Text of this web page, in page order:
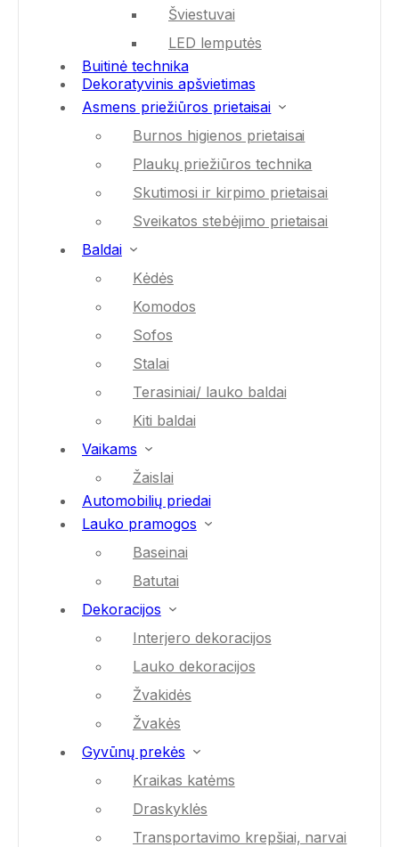
Šviestuvai
LED lemputės
Buitinė technika
Dekoratyvinis apšvietimas
Asmens priežiūros prietaisai
Burnos higienos prietaisai
Plaukų priežiūros technika
Skutimosi ir kirpimo prietaisai
Sveikatos stebėjimo prietaisai
Baldai
Kėdės
Komodos
Sofos
Stalai
Terasiniai/ lauko baldai
Kiti baldai
Vaikams
Žaislai
Automobilių priedai
Lauko pramogos
Baseinai
Batutai
Dekoracijos
Interjero dekoracijos
Lauko dekoracijos
Žvakidės
Žvakės
Gyvūnų prekės
Kraikas katėms
Draskyklės
Transportavimo krepšiai, narvai